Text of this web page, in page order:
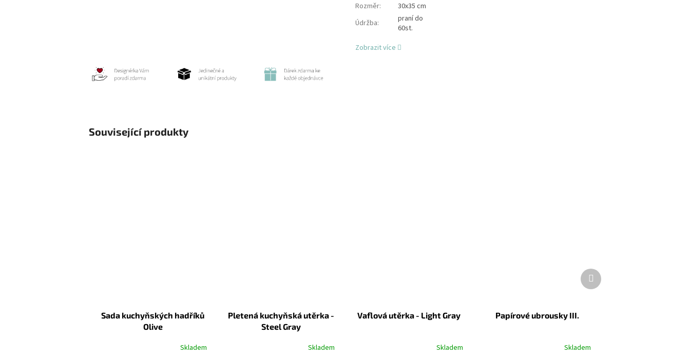
Rozměr:
30x35 cm
Údržba:
praní do
60st.
Zobrazit více
Související produkty
Sada kuchyňských hadříků
Olive
Skladem
Pletená kuchyňská utěrka -
Steel Gray
Skladem
Vaflová utěrka - Light Gray
Skladem
Papírové ubrousky III.
Skladem
Další
produkt